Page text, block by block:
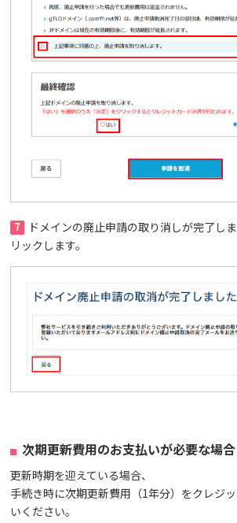
7
ドメインの廃止申請の取り消しが完了し
リックします。
次期更新費用のお支払いが必要な場合
更新時期を迎えている場合、
手続き時に次期更新費用（1年分）をクレジ
いください。